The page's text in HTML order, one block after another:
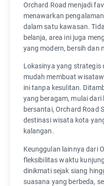
Orchard Road menjadi
menawarkan
dalam satu kawasan.
belanja, area ini juga
yang modern, bersih dan
Lokasinya yang strategis
mudah membuat
ini tanpa kesulitan.
yang beragam, mulai dari
bersantai, Orchard Road
destinasi wisata kota
kalangan.
Keunggulan lainnya dari
fleksibilitas waktu
dinikmati sejak siang
suasana yang berbeda,